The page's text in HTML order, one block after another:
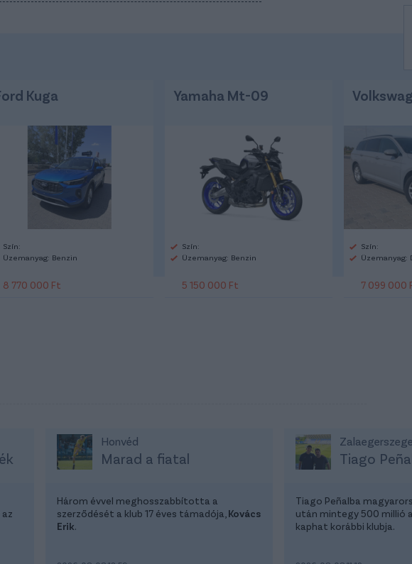
Kuga
Szín:
Üzemanyag: Benzin
8 770 000 Ft
Yamaha Mt-09
Szín:
Üzemanyag: Benzin
5 150 000 Ft
Szín:
Üzemanyag:
7 099 000
Honvéd
Marad a fiatal
Három évvel meghosszabbította a
szerződését a klub 17 éves támadója, Kovács
Erik.
Tiago
Tiago Peñalba
után mintegy 500 millió
kaphat korábbi klubja.